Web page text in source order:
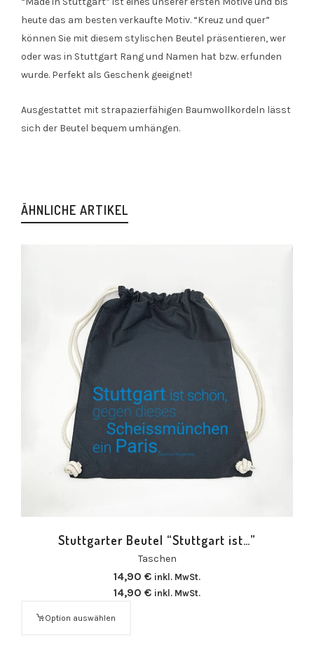
heute das am besten verkaufte Motiv. “Kreuz und quer”
können Sie mit diesem stylischen Beutel präsentieren, wer
oder was in Stuttgart Rang und Namen hat bzw. erfunden
wurde. Perfekt als Geschenk geeignet!
Ausgestattet mit strapazierfähigen Baumwollkordeln lässt
sich der Beutel bequem umhängen.
ÄHNLICHE ARTIKEL
Stuttgarter Beutel “Stuttgart ist…”
Taschen
14,90 € inkl. MwSt.
14,90 € inkl. MwSt.
Option auswählen